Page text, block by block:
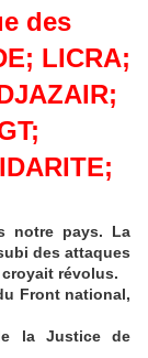
des
LICRA;
notre pays. La
des attaques
révolus.
Front national,
la Justice de